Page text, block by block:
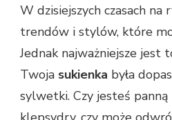
W dzisiejszych czasach
trendów i stylów, które
Jednak najważniejsze jest
Twoja sukienka była
sylwetki. Czy jesteś